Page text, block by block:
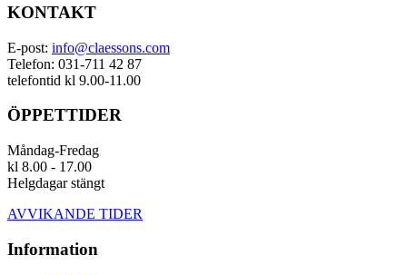
KONTAKT
E-post: info@claessons.com
Telefon: 031-711 42 87
telefontid kl 9.00-11.00
ÖPPETTIDER
Måndag-Fredag
kl 8.00 - 17.00
Helgdagar stängt
AVVIKANDE TIDER
Information